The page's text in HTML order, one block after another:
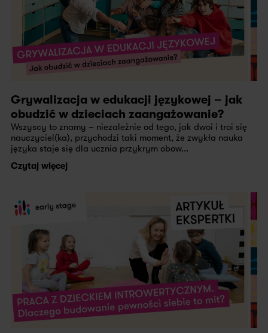
Grywalizacja w edukacji językowej – jak
obudzić w dzieciach zaangażowanie?
Wszyscy to znamy – niezależnie od tego, jak dwoi i troi się
nauczyciel(ka), przychodzi taki moment, że zwykła nauka
języka staje się dla ucznia przykrym obow...
Czytaj więcej